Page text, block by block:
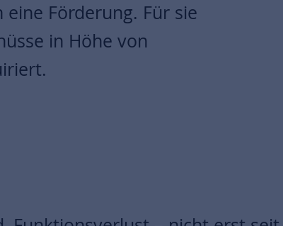
Förderung. Für sie
in Höhe von